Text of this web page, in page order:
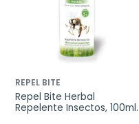
REPEL BITE
Repel Bite Herbal
Repelente Insectos, 100ml.